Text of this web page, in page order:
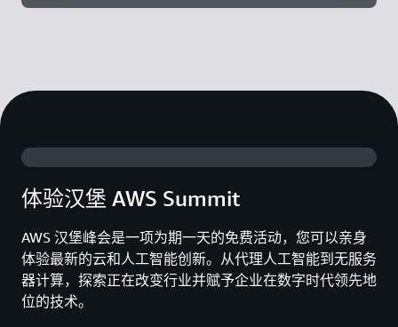
体验汉堡 AWS Summit
AWS 汉堡峰会是一项为期一天的免费活动，您可以亲身
体验最新的云和人工智能创新。从代理人工智能到无服务
器计算，探索正在改变行业并赋予企业在数字时代领先地
位的技术。